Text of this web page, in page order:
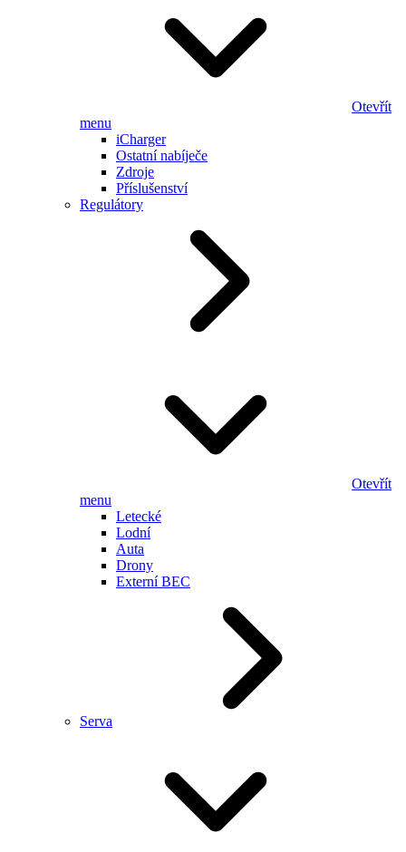
Otevřít
menu
iCharger
Ostatní nabíječe
Zdroje
Příslušenství
Regulátory
Otevřít
menu
Letecké
Lodní
Auta
Drony
Externí BEC
Serva